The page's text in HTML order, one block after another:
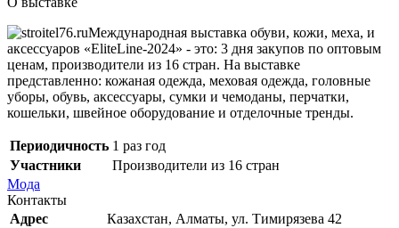
Международная выставка обуви, кожи, меха, и
аксессуаров «EliteLine-2024» - это: 3 дня закупов по оптовым
ценам, производители из 16 стран. На выставке
представленно: кожаная одежда, меховая одежда, головные
уборы, обувь, аксессуары, сумки и чемоданы, перчатки,
кошельки, швейное оборудование и отделочные тренды.
Периодичность 1 раз год
Участники
Производители из 16 стран
Мода
Контакты
Адрес
Казахстан, Алматы, ул. Тимирязева 42